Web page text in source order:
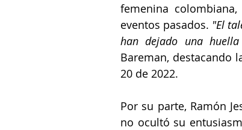
femenina
eventos pasados. "El
han dejado una
Bareman, destacando
20 de 2022.
Por su parte, Ramón
no ocultó su